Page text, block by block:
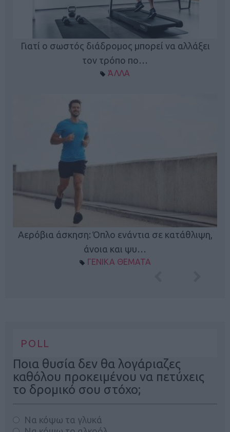
Γιατί ο σωστός διάδρομος μπορεί να αλλάξει
τον τρόπο πο…
ΆΛΛΑ
Αερόβια άσκηση: Όπλο ενάντια σε κατάθλιψη,
άνοια και ψυ…
ΓΕΝΙΚΑ ΘΕΜΑΤΑ
POLL
Ποια θυσία δεν θα λογάριαζες
καθόλου προκειμένου να πετύχεις
το δρομικό σου στόχο;
Να κόψω τα γλυκά